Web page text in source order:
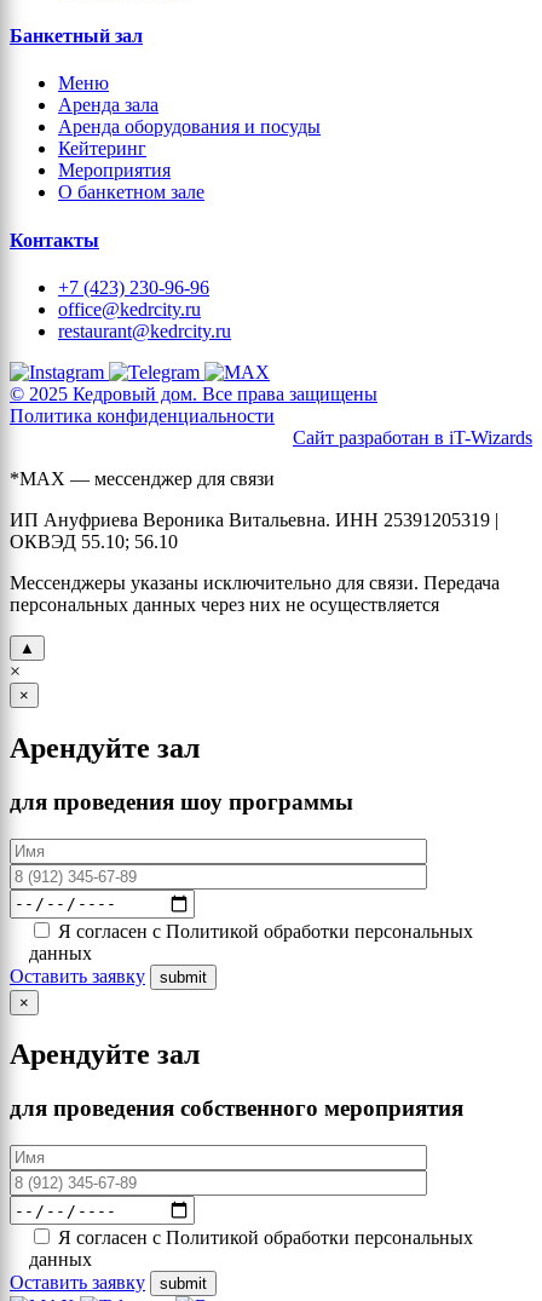
Банкетный зал
Меню
Аренда зала
Аренда оборудования и посуды
Кейтеринг
Мероприятия
О банкетном зале
Контакты
+7 (423) 230-96-96
office@kedrcity.ru
restaurant@kedrcity.ru
© 2025 Кедровый дом. Все права защищены
Политика конфиденциальности
Сайт разработан в iT-Wizards
*MAX — мессенджер для связи
ИП Ануфриева Вероника Витальевна. ИНН 25391205319 |
ОКВЭД 55.10; 56.10
Мессенджеры указаны исключительно для связи. Передача
персональных данных через них не осуществляется
▲
×
×
Арендуйте зал
для проведения шоу программы
Я согласен с Политикой обработки персональных
данных
Оставить заявку
×
Арендуйте зал
для проведения собственного мероприятия
Я согласен с Политикой обработки персональных
данных
Оставить заявку